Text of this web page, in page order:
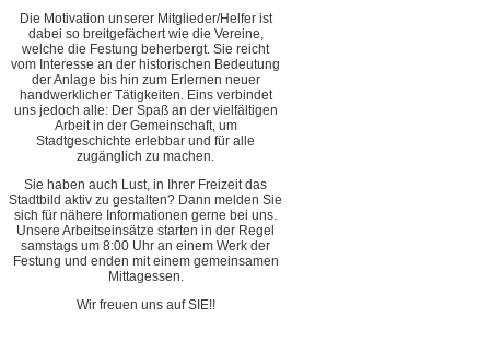
Die Motivation unserer Mitglieder/Helfer ist
dabei so breitgefächert wie die Vereine,
welche die Festung beherbergt. Sie reicht
vom Interesse an der historischen Bedeutung
der Anlage bis hin zum Erlernen neuer
handwerklicher Tätigkeiten. Eins verbindet
uns jedoch alle: Der Spaß an der vielfältigen
Arbeit in der Gemeinschaft, um
Stadtgeschichte erlebbar und für alle
zugänglich zu machen.
Sie haben auch Lust, in Ihrer Freizeit das
Stadtbild aktiv zu gestalten? Dann melden Sie
sich für nähere Informationen gerne bei uns.
Unsere Arbeitseinsätze starten in der Regel
samstags um 8:00 Uhr an einem Werk der
Festung und enden mit einem gemeinsamen
Mittagessen.
Wir freuen uns auf SIE!!